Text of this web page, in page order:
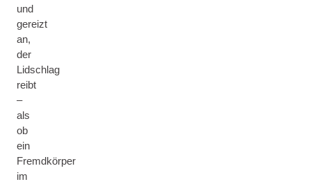
und
gereizt
an,
der
Lidschlag
reibt
–
als
ob
ein
Fremdkörper
im